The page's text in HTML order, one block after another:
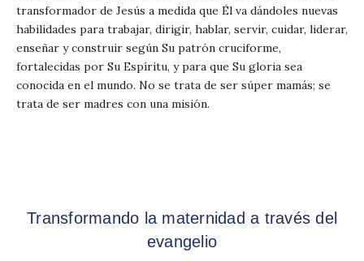
transformador de Jesús a medida que Él va dándoles nuevas
habilidades para trabajar, dirigir, hablar, servir, cuidar, liderar,
enseñar y construir según Su patrón cruciforme,
fortalecidas por Su Espíritu, y para que Su gloria sea
conocida en el mundo. No se trata de ser súper mamás; se
trata de ser madres con una misión.
Transformando la maternidad a través del
evangelio